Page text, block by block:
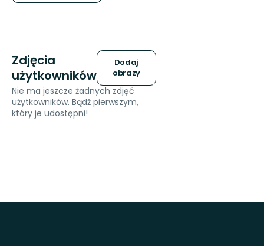
Zdjęcia
użytkowników
Dodaj
obrazy
Nie ma jeszcze żadnych zdjęć
użytkowników. Bądź pierwszym,
który je udostępni!